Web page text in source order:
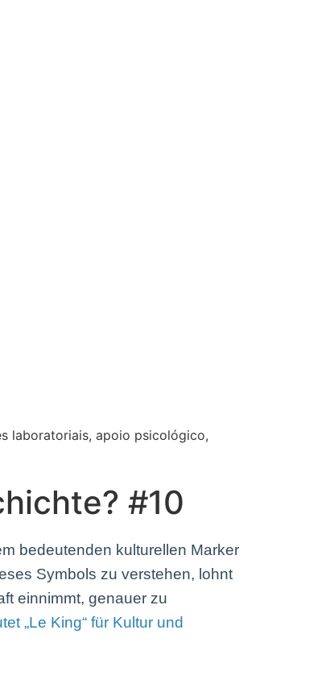
laboratoriais, apoio psicológico,
#10
bedeutenden kulturellen Marker
Symbols zu verstehen, lohnt
einnimmt, genauer zu
„Le King“ für Kultur und